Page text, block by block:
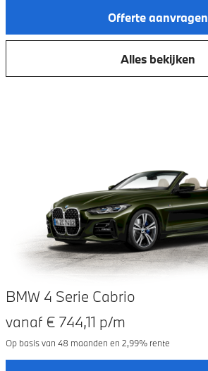
Offerte aanvragen
Alles bekijken
BMW 4 Serie Cabrio
vanaf € 744,11 p/m
Op basis van 48maanden en 2,99% rente